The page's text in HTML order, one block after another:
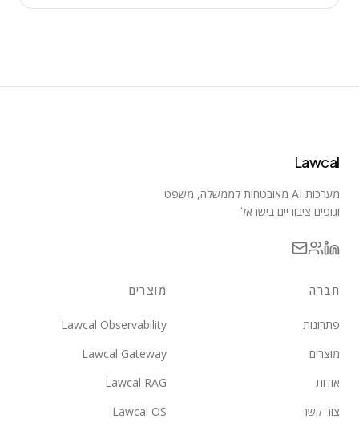
Lawcal
מערכות AI מאובטחות לממשלה, משפט
וגופים ציבוריים בישראל
חברה
פתרונות
מוצרים
אודות
צור קשר
מוצרים
Lawcal Observability
Lawcal Gateway
Lawcal RAG
Lawcal OS